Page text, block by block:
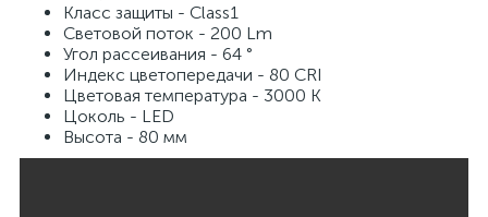
Класс защиты - Class1
Световой поток - 200 Lm
Угол рассеивания - 64 °
Индекс цветопередачи - 80 CRI
Цветовая температура - 3000 K
Цоколь - LED
Высота - 80 мм